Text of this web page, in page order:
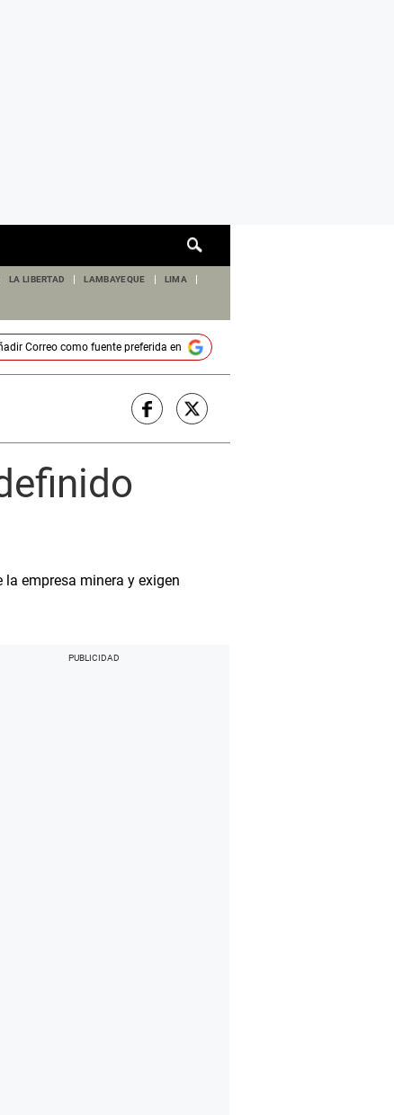
de
LA LIBERTAD LAMBAYEQUE LIMA
Correocomo fuente preferida en
empresa minera y exigen